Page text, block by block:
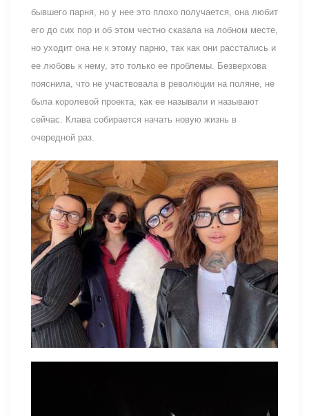
бывшего парня, но у нее это плохо получается, она любит
его до сих пор и об этом честно сказала на лобном месте,
но уходит она не к этому парню, так как они расстались и
ее любовь к нему, это только ее проблемы. Безверхова
пояснила, что не участвовала в революции на поляне, не
была королевой проекта, как ее называли и называют
сейчас. Клава собирается начать новую жизнь в
очередной раз.